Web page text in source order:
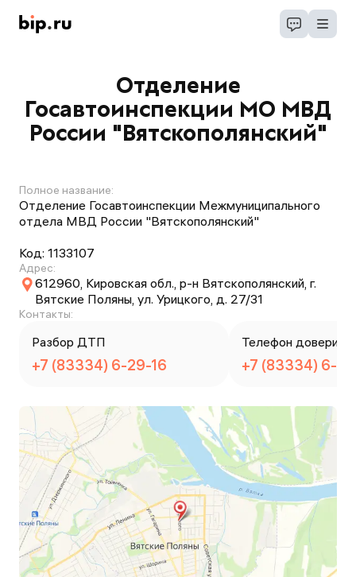
Отделение
Госавтоинспекции МО МВД
России "Вятскополянский"
Полное название:
Отделение Госавтоинспекции Межмуниципального
отдела МВД России "Вятскополянский"
Код: 1133107
Адрес:
612960, Кировская обл., р-н Вятскополянский, г.
Вятские Поляны, ул. Урицкого, д. 27/31
Контакты:
Разбор ДТП
+7 (83334) 6-29-16
Телефон доверия
+7 (83334) 6-